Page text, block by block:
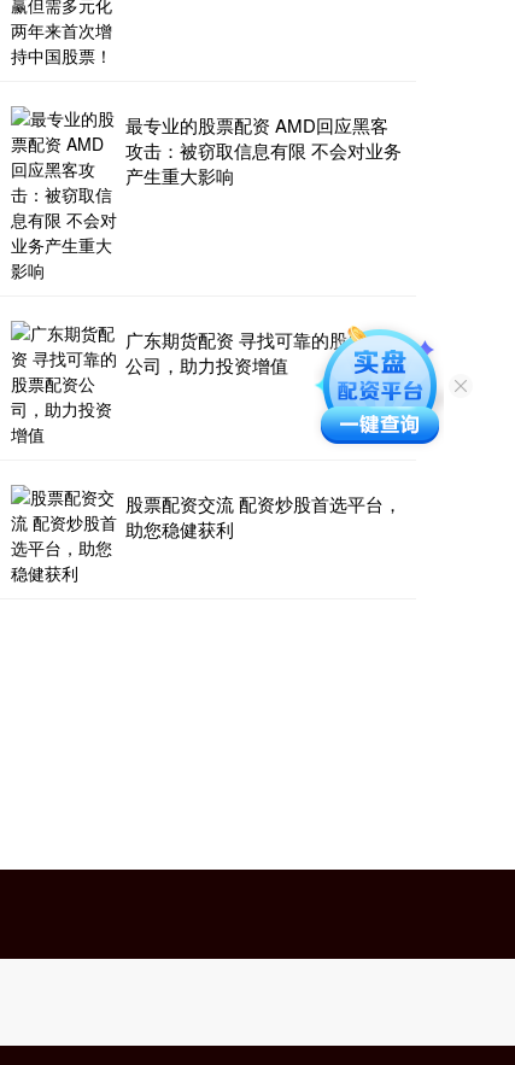
最专业的股票配资 AMD回应黑客
攻击：被窃取信息有限 不会对业务
产生重大影响
广东期货配资 寻找可靠的股票配资
公司，助力投资增值
股票配资交流 配资炒股首选平台，
助您稳健获利